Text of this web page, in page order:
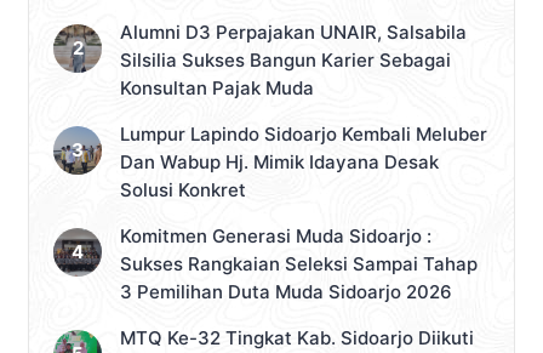
Alumni D3 Perpajakan UNAIR, Salsabila
Silsilia Sukses Bangun Karier Sebagai
Konsultan Pajak Muda
Lumpur Lapindo Sidoarjo Kembali Meluber
Dan Wabup Hj. Mimik Idayana Desak
Solusi Konkret
Komitmen Generasi Muda Sidoarjo :
Sukses Rangkaian Seleksi Sampai Tahap
3 Pemilihan Duta Muda Sidoarjo 2026
MTQ Ke-32 Tingkat Kab. Sidoarjo Diikuti